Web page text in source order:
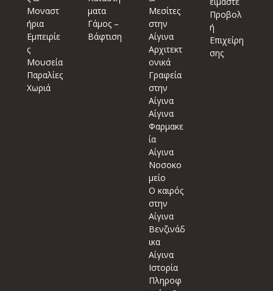
Μοναστ
ήρια
Εμπειρίε
ς
Μουσεία
Παραλίες
Χωριά
ματα
Γάμος –
Βάφτιση
Μεσίτες
στην
Αίγινα
Αρχιτεκτ
ονικά
Γραφεία
στην
Αίγινα
Αίγινα
Φαρμακε
ία
Αίγινα
Νοσοκο
μείο
Ο καιρός
στην
Αίγινα
Βενζινάδ
ικα
Αίγινα
Ιστορία
Πληροφ
Προβολ
ή
Επιχείρη
σης